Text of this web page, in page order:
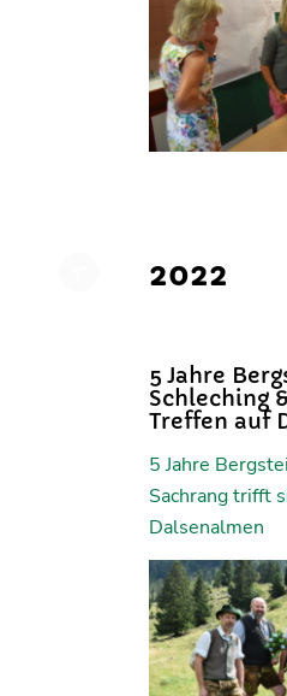
2022
5 Jahre
Schleching
Treffen auf
5 Jahre
Sachrang trifft
Dalsenalmen